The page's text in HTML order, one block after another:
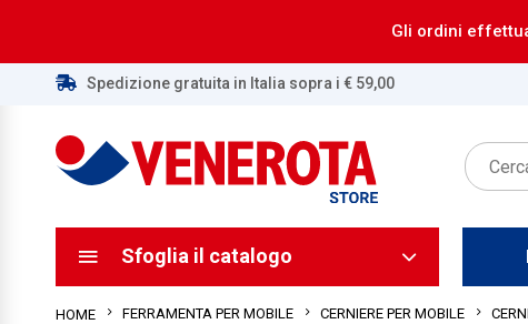
Gli ordini
Spedizione gratuita in Italia sopra i € 59,00
Sfoglia il catalogo
HOME FERRAMENTA PER MOBILE CERNIERE PER MOBILE